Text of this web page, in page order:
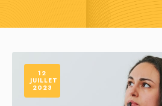
12
JUILLET
2023